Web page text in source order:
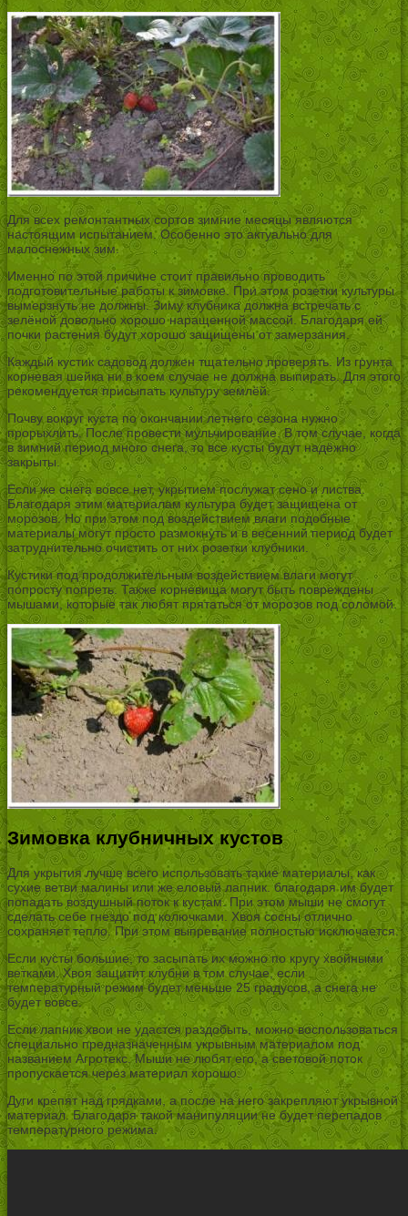
Для всех ремонтантных сортов зимние месяцы являются
настоящим испытанием. Особенно это актуально для
малоснежных зим.
Именно по этой причине стоит правильно проводить
подготовительные работы к зимовке. При этом розетки культуры
вымерзнуть не должны. Зиму клубника должна встречать с
зелёной довольно хорошо наращенной массой. Благодаря ей
почки растения будут хорошо защищены от замерзания.
Каждый кустик садовод должен тщательно проверять. Из грунта
корневая шейка ни в коем случае не должна выпирать. Для этого
рекомендуется присыпать культуру землёй.
Почву вокруг куста по окончании летнего сезона нужно
прорыхлить. После провести мульчирование. В том случае, когда
в зимний период много снега, то все кусты будут надёжно
закрыты.
Если же снега вовсе нет, укрытием послужат сено и листва.
Благодаря этим материалам культура будет защищена от
морозов. Но при этом под воздействием влаги подобные
материалы могут просто размокнуть и в весенний период будет
затруднительно очистить от них розетки клубники.
Кустики под продолжительным воздействием влаги могут
попросту попреть. Также корневища могут быть повреждены
мышами, которые так любят прятаться от морозов под соломой.
Зимовка клубничных кустов
Для укрытия лучше всего использовать такие материалы, как
сухие ветви малины или же еловый лапник. благодаря им будет
попадать воздушный поток к кустам. При этом мыши не смогут
сделать себе гнездо под колючками. Хвоя сосны отлично
сохраняет тепло. При этом выпревание полностью исключается.
Если кусты большие, то засыпать их можно по кругу хвойными
ветками. Хвоя защитит клубни в том случае, если
температурный режим будет меньше 25 градусов, а снега не
будет вовсе.
Если лапник хвои не удастся раздобыть, можно воспользоваться
специально предназначенным укрывным материалом под
названием Агротекс. Мыши не любят его, а световой поток
пропускается через материал хорошо.
Дуги крепят над грядками, а после на него закрепляют укрывной
материал. Благодаря такой манипуляции не будет перепадов
температурного режима.